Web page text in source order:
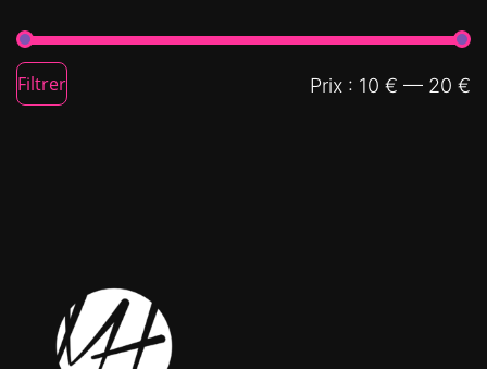
Filtrer Prix : 10 € — 20 €